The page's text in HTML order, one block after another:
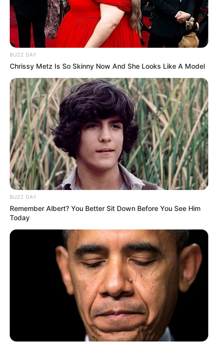
BUZZ DAY
Chrissy Metz Is So Skinny Now And She Looks Like A Model
BUZZ DAY
Remember Albert? You Better Sit Down Before You See Him
Today